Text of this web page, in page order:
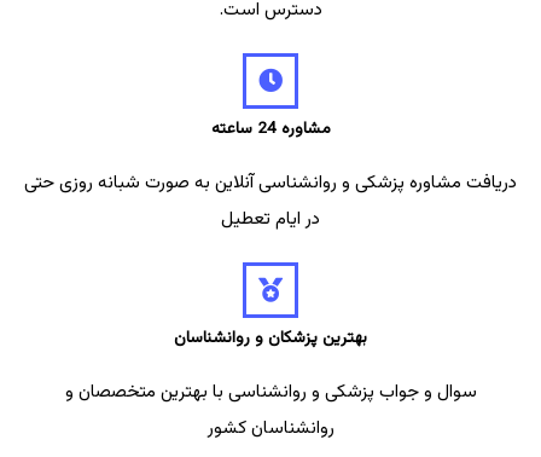
دسترس است.
مشاوره 24 ساعته
دریافت مشاوره پزشکی و روانشناسی آنلاین به صورت شبانه روزی حتی
در ایام تعطیل
بهترین پزشکان و روانشناسان
سوال و جواب پزشکی و روانشناسی با بهترین متخصصان و
روانشناسان کشور